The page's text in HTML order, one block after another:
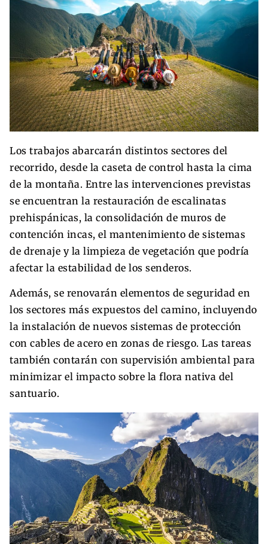
Los trabajos abarcarán distintos sectores del
recorrido, desde la caseta de control hasta la cima
de la montaña. Entre las intervenciones previstas
se encuentran la restauración de escalinatas
prehispánicas, la consolidación de muros de
contención incas, el mantenimiento de sistemas
de drenaje y la limpieza de vegetación que podría
afectar la estabilidad de los senderos.
Además, se renovarán elementos de seguridad en
los sectores más expuestos del camino, incluyendo
la instalación de nuevos sistemas de protección
con cables de acero en zonas de riesgo. Las tareas
también contarán con supervisión ambiental para
minimizar el impacto sobre la flora nativa del
santuario.